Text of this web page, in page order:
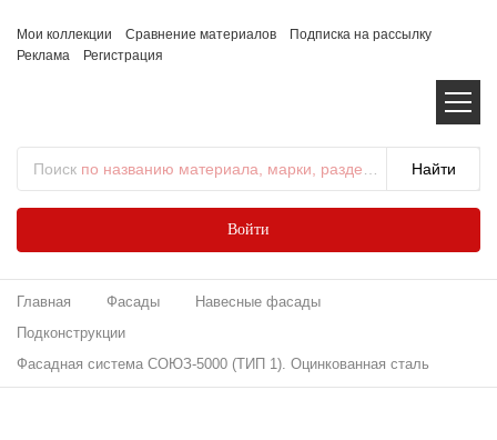
Мои коллекции Сравнение материалов
Подписка на рассылку
Реклама
Регистрация
Поиск по названию материала, марки, раздела...
Войти
Главная Фасады
Навесные фасады
Подконструкции
Фасадная система СОЮЗ-5000 (ТИП 1). Оцинкованная сталь